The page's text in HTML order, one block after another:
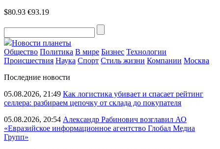
$80.93 €93.19
Новости планеты
Общество Политика В мире Бизнес Технологии
Происшествия Наука Спорт Стиль жизни Компании Москва
Последние новости
05.08.2026, 21:49 Как логистика убивает и спасает рейтинг
селлера: разбираем цепочку от склада до покупателя
05.08.2026, 20:54 Александр Рабинович возглавил АО
«Евразийское информационное агентство Глобал Медиа
Групп»